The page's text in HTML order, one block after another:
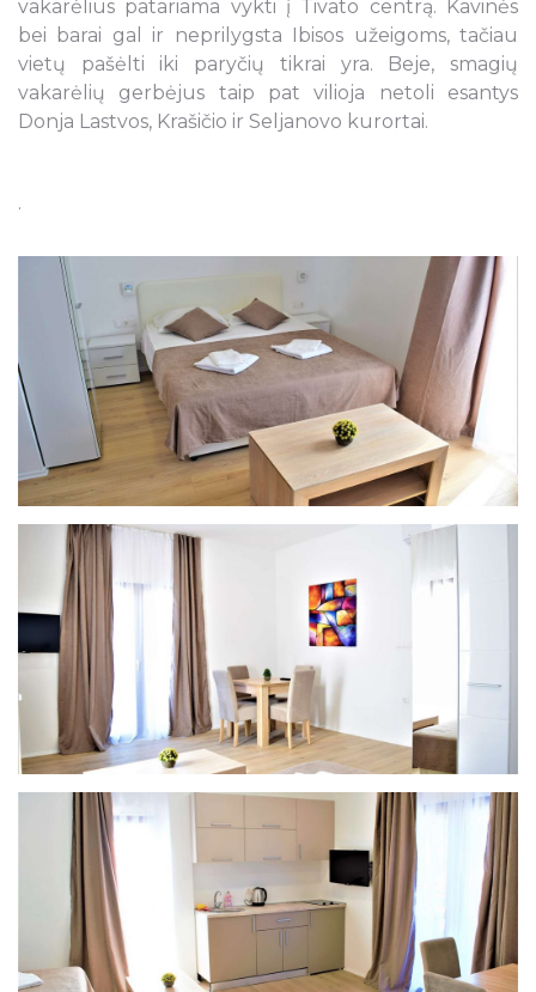
vakarėlius patariama vykti į Tivato centrą. Kavinės
bei barai gal ir neprilygsta Ibisos užeigoms, tačiau
vietų pašėlti iki paryčių tikrai yra. Beje, smagių
vakarėlių gerbėjus taip pat vilioja netoli esantys
Donja Lastvos, Krašičio ir Seljanovo kurortai.
.